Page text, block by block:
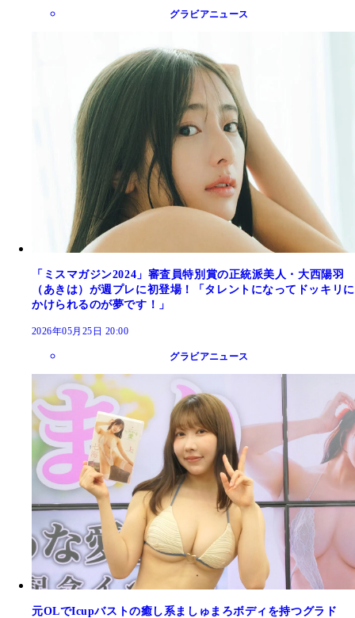
グラビアニュース
「ミスマガジン2024」審査員特別賞の正統派美人・大西陽羽
（あきは）が週プレに初登場！「タレントになってドッキリに
かけられるのが夢です！」
2026年05月25日 20:00
グラビアニュース
元OLでIcupバストの癒し系ましゅまろボディを持つグラド